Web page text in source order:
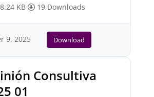
KB 19 Downloads
9, 2025 Download
Consultiva
01